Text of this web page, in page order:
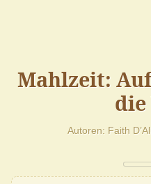
Mahlzeit:
Autoren Faith